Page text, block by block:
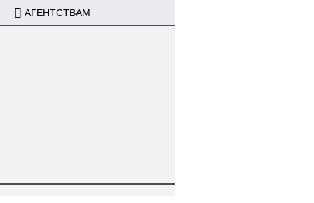
АГЕНТСТВАМ